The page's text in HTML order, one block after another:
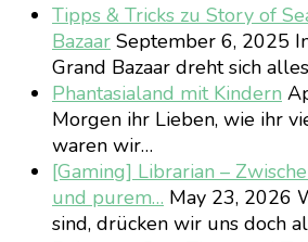
Tipps & Tricks zu Story of
Bazaar September 6, 2025
Grand Bazaar dreht sich
Phantasialand mit Kindern
Morgen ihr Lieben, wie ihr
waren wir…
[Gaming] Librarian –
und purem… May 23, 2026
sind, drücken wir uns doch